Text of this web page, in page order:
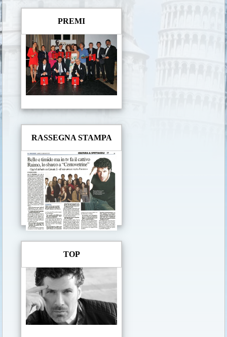
PREMI
RASSEGNA STAMPA
TOP